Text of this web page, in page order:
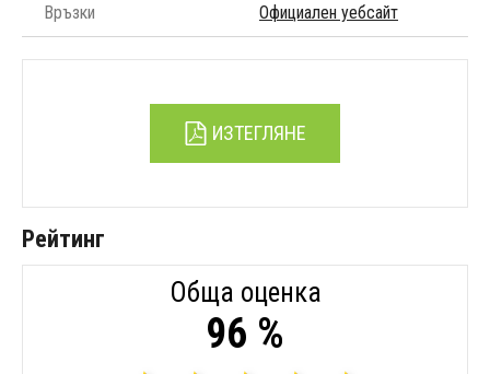
Връзки Официален уебсайт
ИЗТЕГЛЯНЕ
Рейтинг
Обща оценка
96 %